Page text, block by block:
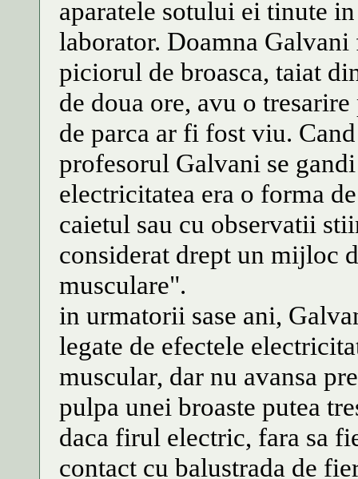
aparatele sotului ei tinute
laborator. Doamna
piciorul de broasca, taiat
de doua ore, avu o
de parca ar fi fost viu.
profesorul Galvani se
electricitatea era o forma
caietul sau cu observatii
considerat drept un mijloc
musculare".
in urmatorii sase ani,
legate de efectele
muscular, dar nu avansa
pulpa unei broaste putea
daca firul electric, fara sa
contact cu balustrada de